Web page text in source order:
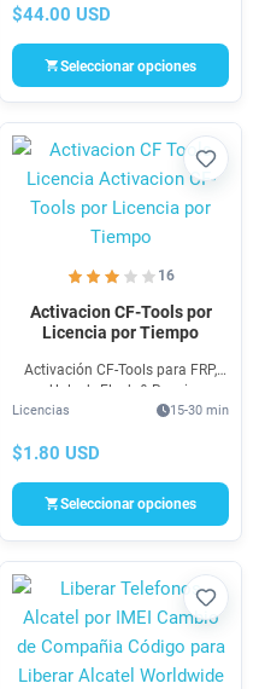
FRP Samsung solución via IMEI
$44.00 USD
Seleccionar opciones
16
Activacion CF-Tools por
Licencia por Tiempo
Activación CF-Tools para FRP,
Unlock, Flash & Repair
Multimarca. Licencia CF-Tools
Vivo, etc. CF-Tools no utiliza
Licencias 15-30 min
$1.80 USD
Seleccionar opciones